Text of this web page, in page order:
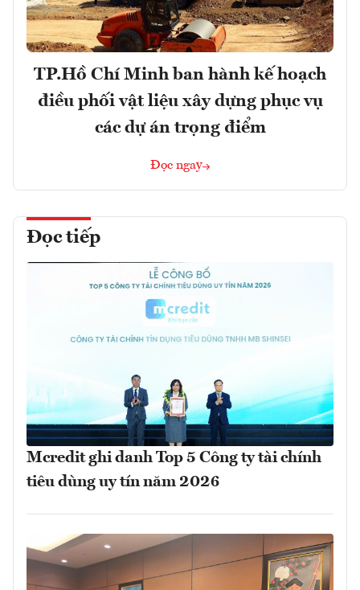
TP.Hồ Chí Minh ban hành kế hoạch
điều phối vật liệu xây dựng phục vụ
các dự án trọng điểm
Đọc ngay
Đọc tiếp
Mcredit ghi danh Top 5 Công ty tài chính
tiêu dùng uy tín năm 2026